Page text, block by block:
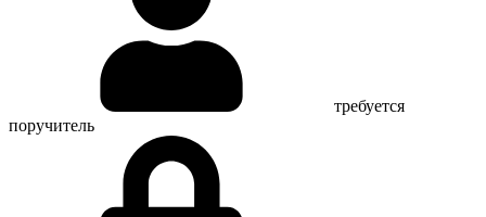
требуется
поручитель